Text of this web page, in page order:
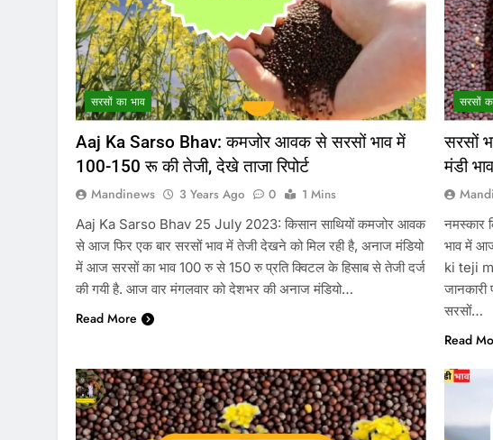
सरसों का भाव
Aaj Ka Sarso Bhav: कमजोर आवक से सरसों भाव में
100-150 रू की तेजी, देखे ताजा रिपोर्ट
Mandinews 3 Years Ago 0
1 Mins
Aaj Ka Sarso Bhav 25 July 2023: किसान साथियों कमजोर आवक
से आज फिर एक बार सरसों भाव में तेजी देखने को मिल रही है, अनाज मंडियो
में आज सरसों का भाव 100 रु से 150 रु प्रति क्विटल के हिसाब से तेजी दर्ज
की गयी है. आज वार मंगलवार को देशभर की अनाज मंडियो…
Read More
सरसों
सरसों
मंडी भाव
नमस्कार
भाव में
ki teji
जानकारी
सरसों…
Read